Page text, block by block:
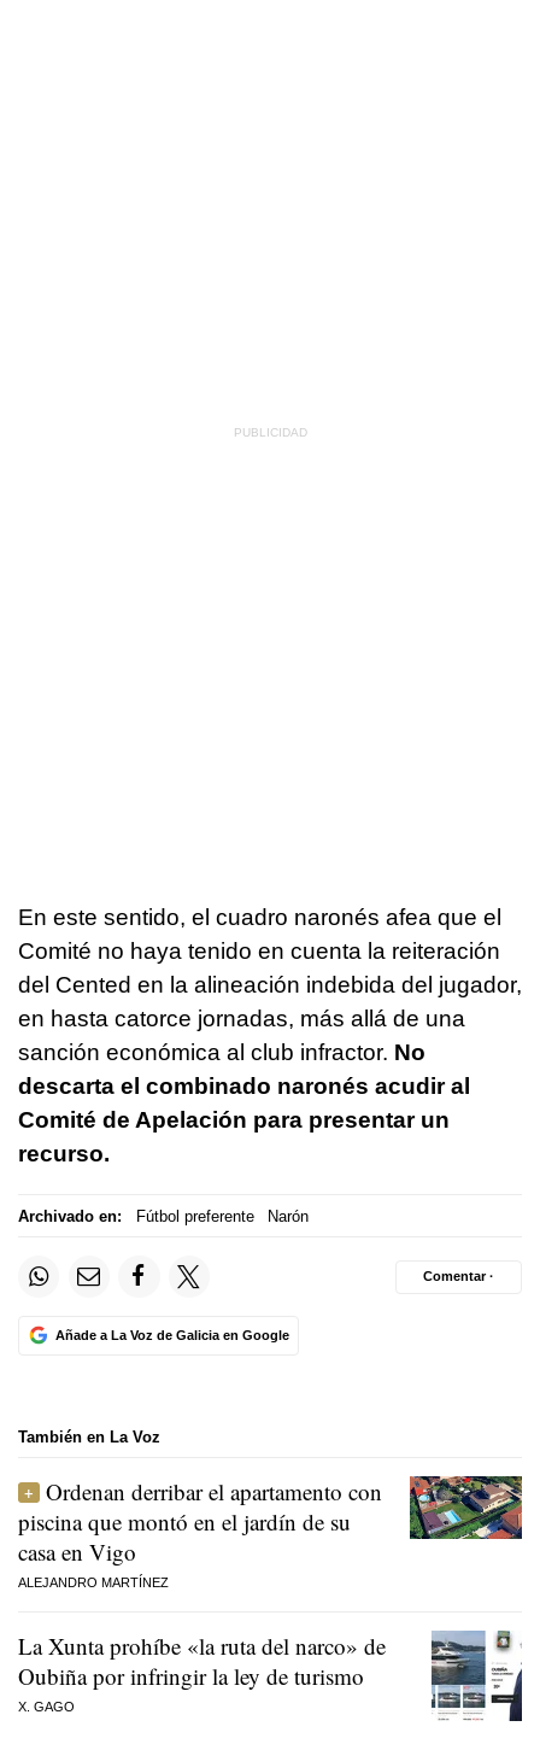
En este sentido, el cuadro naronés afea que el
Comité no haya tenido en cuenta la reiteración
del Cented en la alineación indebida del jugador,
en hasta catorce jornadas, más allá de una
sanción económica al club infractor. No
descarta el combinado naronés acudir al
Comité de Apelación para presentar un
recurso.
Archivado en: Fútbol preferente Narón
Añade a La Voz de Galicia en Google
Comentar ·
También en La Voz
Ordenan derribar el apartamento con
piscina que montó en el jardín de su
casa en Vigo
ALEJANDRO MARTÍNEZ
La Xunta prohíbe «la ruta del narco» de
Oubiña por infringir la ley de turismo
X. GAGO